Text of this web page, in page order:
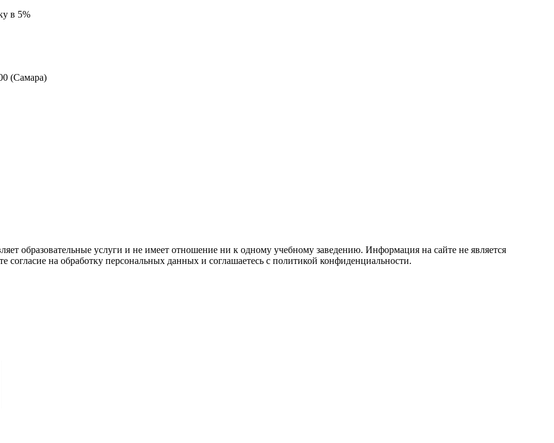
в 5%
(Самара)
образовательные услуги и не имеет отношение ни к одному учебному заведению. Информация на сайте не является
на обработку персональных данных и соглашаетесь с политикой конфиденциальности.